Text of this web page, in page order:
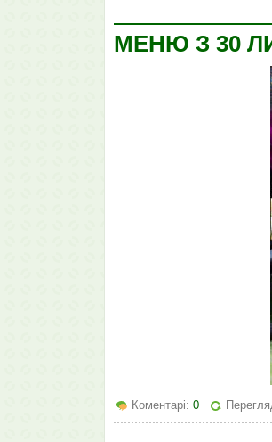
МЕНЮ З 30
Коментарі: 0